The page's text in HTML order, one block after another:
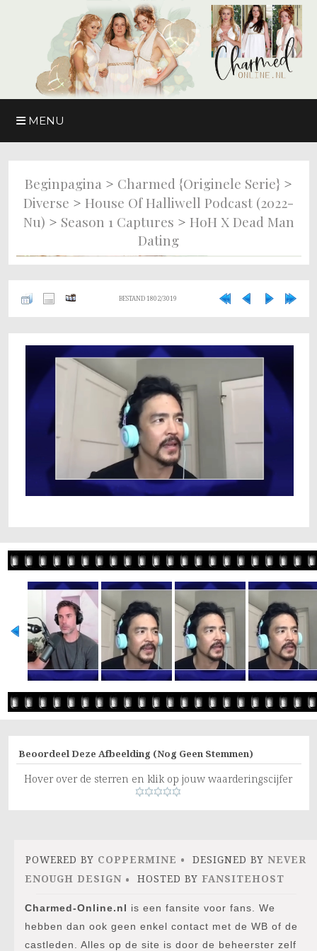
MENU
Beginpagina > Charmed {originele Serie} >
Diverse > House Of Halliwell Podcast (2022-
Nu) > Season 1 Captures > HoH X Dead Man
Dating
BESTAND 1802/3019
Beoordeel Deze Afbeelding (Nog Geen Stemmen)
Hover over de sterren en klik op jouw waarderingscijfer
POWERED BY COPPERMINE DESIGNED BYNEVER
ENOUGH DESIGN
HOSTED BY FANSITEHOST
Charmed-Online.nl
is een fansite voor fans. We
hebben dan ook geen enkel contact met de WB of de
castleden. Alles op de site is door de beheerster zelf